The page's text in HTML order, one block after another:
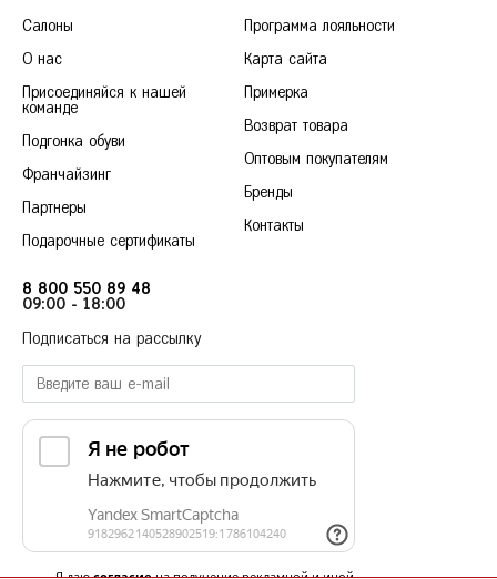
Ж
К
Красногорск
Краснодар
Курск
Л
Новосибирск
О
Омск
Орёл
П Пермь
Ростов-на-Дону
Рязань
Самара
Санкт-Петербург
Салоны
О нас
Присоединяйся к нашей
команде
Подгонка обуви
Франчайзинг
Партнеры
Подарочные сертификаты
Программа лояльности
Карта сайта
Примерка
Возврат товара
Оптовым покупателям
Бренды
Контакты
8 800 550 89 48
09:00 - 18:00
Подписаться на рассылку
38